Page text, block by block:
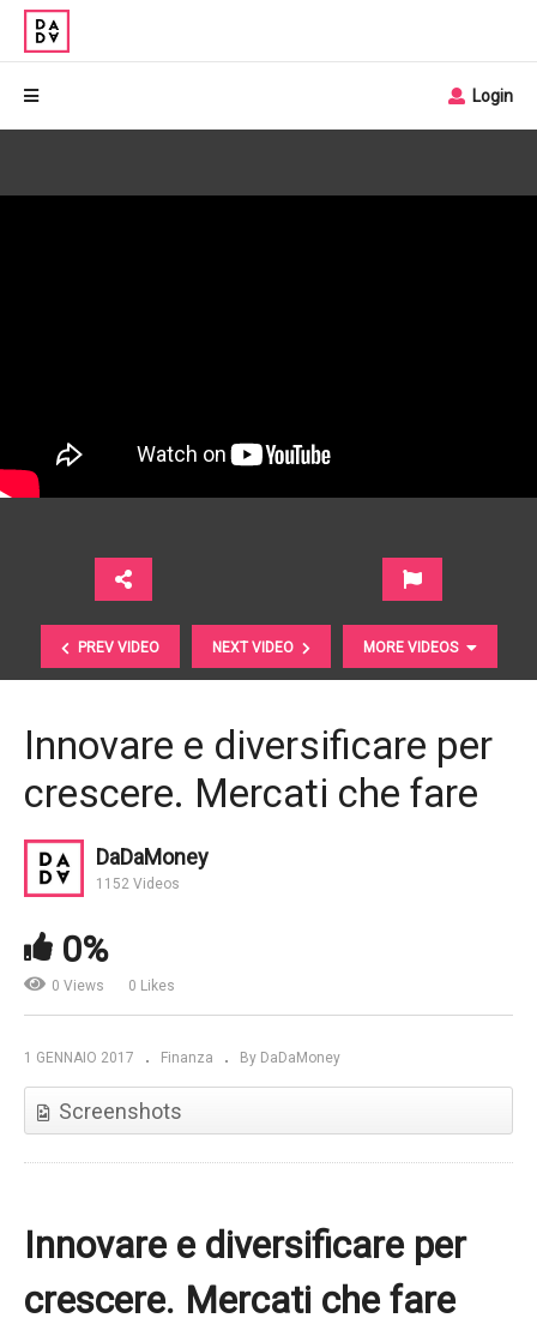
Login
PREV VIDEO NEXT VIDEO MORE VIDEOS
Investire il risparmio con il PAC: tre buoni motivi,
Etica SGR
Innovare e diversificare per
crescere. Mercati che fare
DaDaMoney
1152 Videos
0%
0 Views 0 Likes
1 GENNAIO 2017 Finanza By DaDaMoney
Screenshots
Innovare e diversificare per
crescere. Mercati che fare